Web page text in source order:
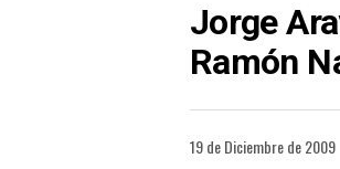
Jorge
Ramón
19 de Diciembre de 2009